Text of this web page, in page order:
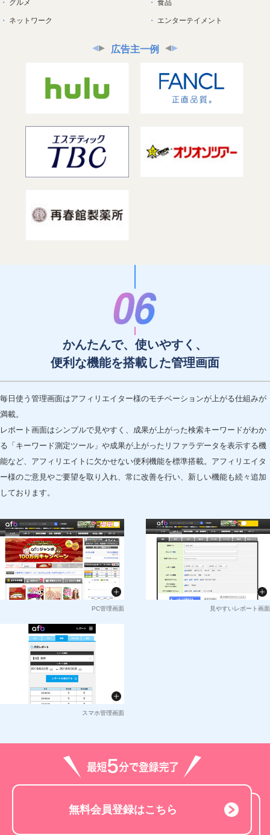
グルメ
ネットワーク
食品
エンターテイメント
広告主一例
かんたんで、使いやすく、
便利な機能を搭載した管理画面
毎日使う管理画面はアフィリエイター様のモチベーションが上がる仕組みが
満載。
レポート画面はシンプルで見やすく、成果が上がった検索キーワードがわか
る「キーワード測定ツール」や成果が上がったリファラデータを表示する機
能など、アフィリエイトに欠かせない便利機能を標準搭載。アフィリエイタ
ー様のご意見やご要望を取り入れ、常に改善を行い、新しい機能も続々追加
しております。
PC管理画面 見やすいレポート画面
スマホ管理画面
無料会員登録はこちら